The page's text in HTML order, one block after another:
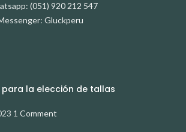
(051) 920 212 547
Gluckperu
la elección de tallas
1 Comment